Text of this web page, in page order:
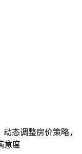
态调整房价策略，
意度